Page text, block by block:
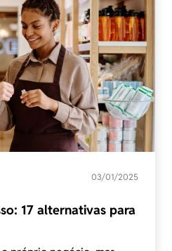
03/01/2025
17 alternativas para